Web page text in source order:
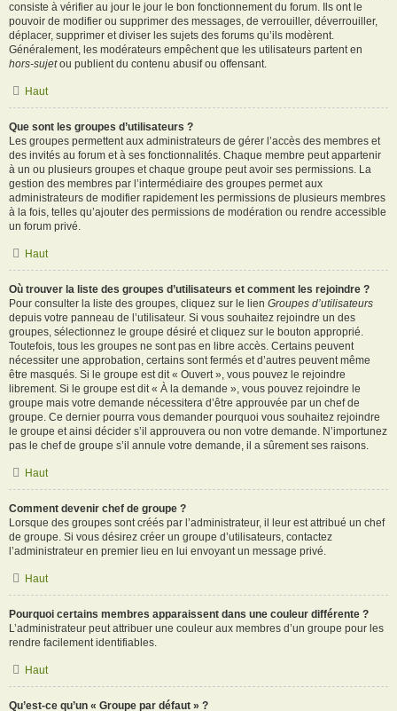
consiste à vérifier au jour le jour le bon fonctionnement du forum. Ils ont le
pouvoir de modifier ou supprimer des messages, de verrouiller, déverrouiller,
déplacer, supprimer et diviser les sujets des forums qu’ils modèrent.
Généralement, les modérateurs empêchent que les utilisateurs partent en
hors-sujetou publient du contenu abusif ou offensant.
Haut
Que sont les groupes d’utilisateurs ?
Les groupes permettent aux administrateurs de gérer l’accès des membres et
des invités au forum et à ses fonctionnalités. Chaque membre peut appartenir
à un ou plusieurs groupes et chaque groupe peut avoir ses permissions. La
gestion des membres par l’intermédiaire des groupes permet aux
administrateurs de modifier rapidement les permissions de plusieurs membres
à la fois, telles qu’ajouter des permissions de modération ou rendre accessible
un forum privé.
Haut
Où trouver la liste des groupes d’utilisateurs et comment les rejoindre ?
Pour consulter la liste des groupes, cliquez sur le lien Groupes d’utilisateurs
depuis votre panneau de l’utilisateur. Si vous souhaitez rejoindre un des
groupes, sélectionnez le groupe désiré et cliquez sur le bouton approprié.
Toutefois, tous les groupes ne sont pas en libre accès. Certains peuvent
nécessiter une approbation, certains sont fermés et d’autres peuvent même
être masqués. Si le groupe est dit « Ouvert », vous pouvez le rejoindre
librement. Si le groupe est dit « À la demande », vous pouvez rejoindre le
groupe mais votre demande nécessitera d’être approuvée par un chef de
groupe. Ce dernier pourra vous demander pourquoi vous souhaitez rejoindre
le groupe et ainsi décider s’il approuvera ou non votre demande. N’importunez
pas le chef de groupe s’il annule votre demande, il a sûrement ses raisons.
Haut
Comment devenir chef de groupe ?
Lorsque des groupes sont créés par l’administrateur, il leur est attribué un chef
de groupe. Si vous désirez créer un groupe d’utilisateurs, contactez
l’administrateur en premier lieu en lui envoyant un message privé.
Haut
Pourquoi certains membres apparaissent dans une couleur différente ?
L’administrateur peut attribuer une couleur aux membres d’un groupe pour les
rendre facilement identifiables.
Haut
Qu’est-ce qu’un « Groupe par défaut » ?